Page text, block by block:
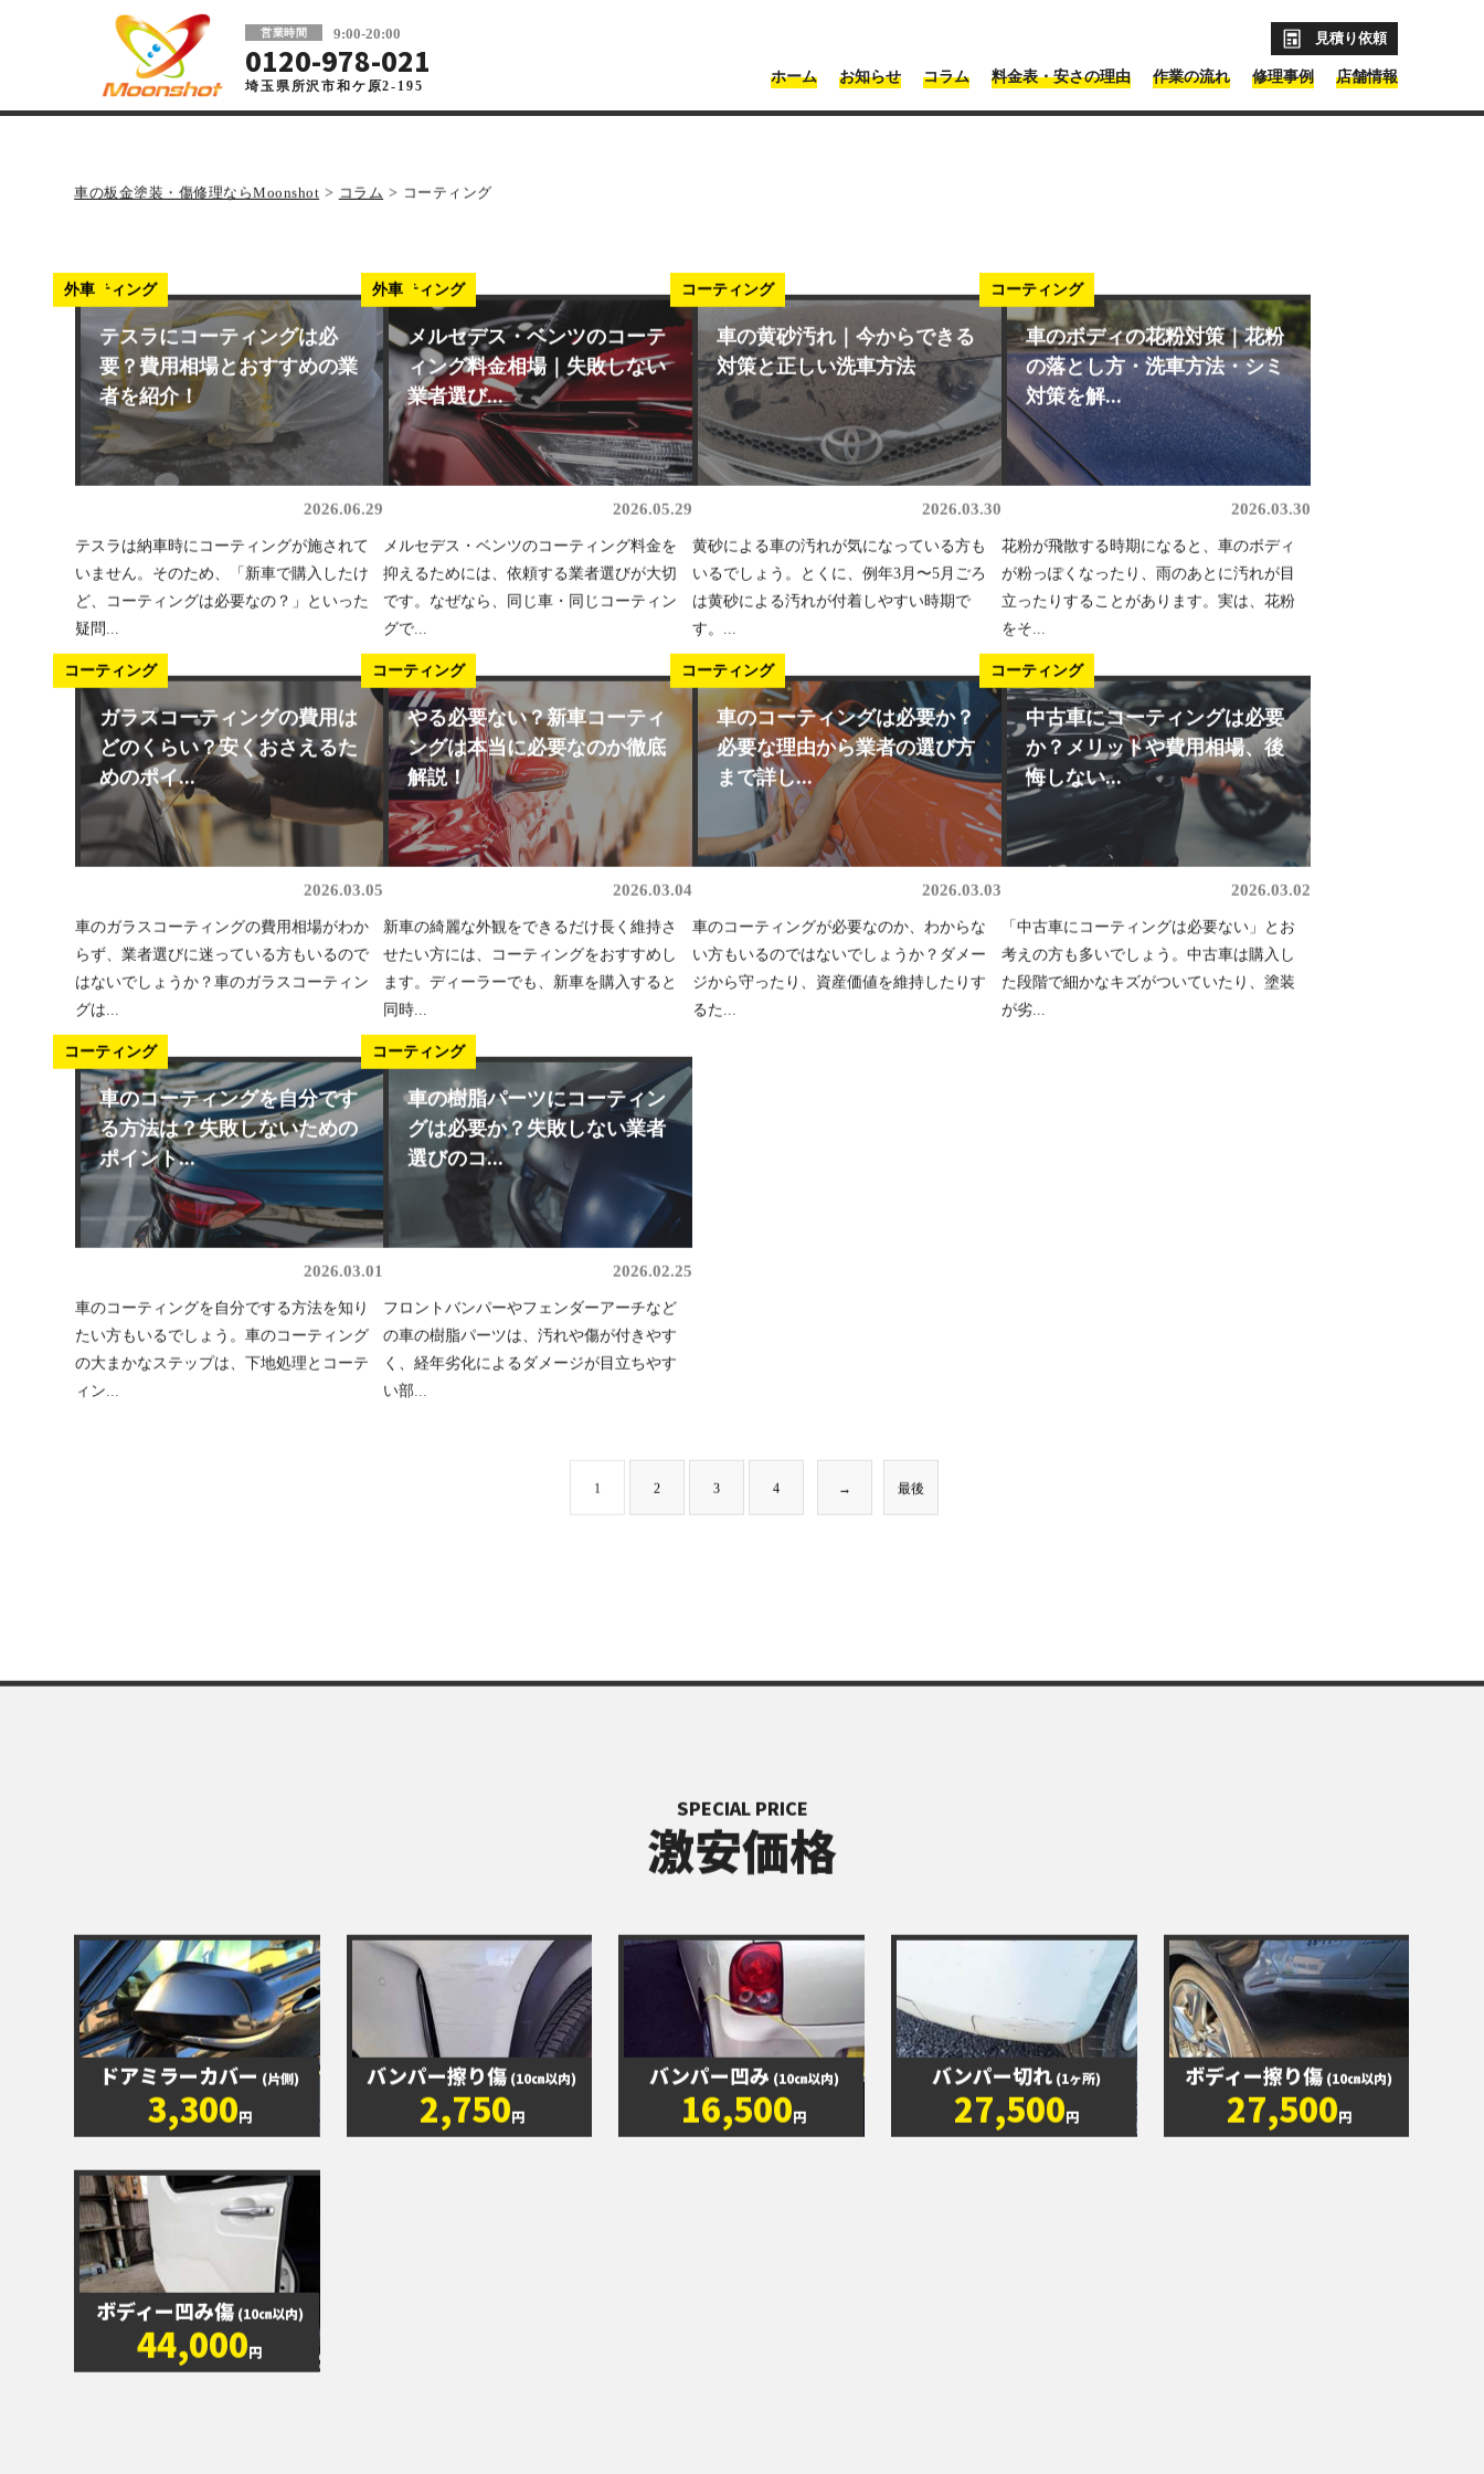
営業時間 9:00-20:00
0120-978-021
埼玉県所沢市和ケ原2-195
ホーム お知らせ コラム 料金表・安さの理由 作業の流れ 修理事例 店舗情報
見積り依頼
車の板金塗装・傷修理ならMoonshot>コラム> コーティング
コーティング
外車
テスラにコーティングは必
要？費用相場とおすすめの業
者を紹介！
2026.06.29
テスラは納車時にコーティングが施されて
いません。そのため、「新車で購入したけ
ど、コーティングは必要なの？」といった
疑問...
コーティング
外車
メルセデス・ベンツのコーテ
ィング料金相場｜失敗しない
業者選び...
2026.05.29
メルセデス・ベンツのコーティング料金を
抑えるためには、依頼する業者選びが大切
です。なぜなら、同じ車・同じコーティン
グで...
コーティング
車の黄砂汚れ｜今からできる
対策と正しい洗車方法
2026.03.30
黄砂による車の汚れが気になっている方も
いるでしょう。とくに、例年3月〜5月ごろ
は黄砂による汚れが付着しやすい時期で
す。...
コーティング
車のボディの花粉対策｜花粉
の落とし方・洗車方法・シミ
対策を解...
2026.03.30
花粉が飛散する時期になると、車のボディ
が粉っぽくなったり、雨のあとに汚れが目
立ったりすることがあります。実は、花粉
をそ...
コーティング
ガラスコーティングの費用は
どのくらい？安くおさえるた
めのポイ...
2026.03.05
車のガラスコーティングの費用相場がわか
らず、業者選びに迷っている方もいるので
はないでしょうか？車のガラスコーティン
グは...
コーティング
やる必要ない？新車コーティ
ングは本当に必要なのか徹底
解説！
2026.03.04
新車の綺麗な外観をできるだけ長く維持さ
せたい方には、コーティングをおすすめし
ます。ディーラーでも、新車を購入すると
同時...
コーティング
車のコーティングは必要か？
必要な理由から業者の選び方
まで詳し...
2026.03.03
車のコーティングが必要なのか、わからな
い方もいるのではないでしょうか？ダメー
ジから守ったり、資産価値を維持したりす
るた...
コーティング
中古車にコーティングは必要
か？メリットや費用相場、後
悔しない...
2026.03.02
「中古車にコーティングは必要ない」とお
考えの方も多いでしょう。中古車は購入し
た段階で細かなキズがついていたり、塗装
が劣...
DIY
コーティング
車のコーティングを自分です
る方法は？失敗しないための
ポイント...
2026.03.01
車のコーティングを自分でする方法を知り
たい方もいるでしょう。車のコーティング
の大まかなステップは、下地処理とコーテ
ィン...
コーティング
車の樹脂パーツにコーティン
グは必要か？失敗しない業者
選びのコ...
2026.02.25
フロントバンパーやフェンダーアーチなど
の車の樹脂パーツは、汚れや傷が付きやす
く、経年劣化によるダメージが目立ちやす
い部...
1 2 3 4 → 最後
SPECIAL PRICE
激安価格
ドアミラーカバー (片側)
3,300円
バンパー擦り傷 (10㎝以内)
2,750円
バンパー凹み (10㎝以内)
16,500円
バンパー切れ (1ヶ所)
27,500円
ボディー擦り傷 (10㎝以内)
27,500円
ボディー凹み傷 (10㎝以内)
44,000円